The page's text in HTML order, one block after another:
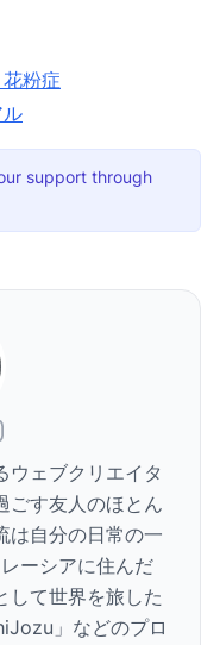
粉症
support through
ウェブクリエイタ
ごす友人のほとん
は自分の日常の一
ーシアに住んだ
して世界を旅した
」などのプロ